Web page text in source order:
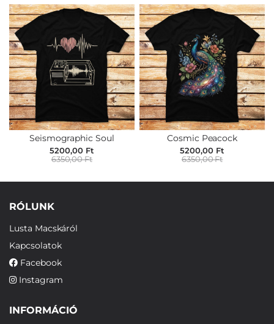
Seismographic Soul
5200,00 Ft
6350,00 Ft
Cosmic Peacock
5200,00 Ft
6350,00 Ft
RÓLUNK
Lusta Macskáról
Kapcsolatok
Facebook
Instagram
INFORMÁCIÓ